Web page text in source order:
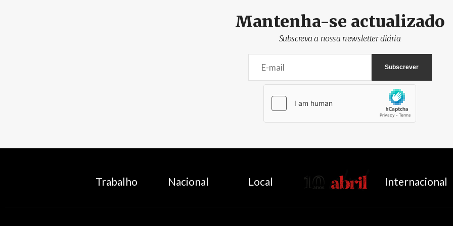
Mantenha-se actualizado
Subscreva a nossa newsletter diária
Trabalho Nacional Local AbrilAbril Internacional